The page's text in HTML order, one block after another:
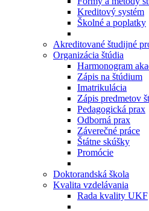
Kreditový systém
Školné a poplatky
Akreditované študijné
Organizácia štúdia
Harmonogram
Zápis na štúdium
Imatrikulácia
Zápis predmetov
Pedagogická prax
Odborná prax
Záverečné práce
Štátne skúšky
Promócie
Doktorandská škola
Kvalita vzdelávania
Rada kvality UKF